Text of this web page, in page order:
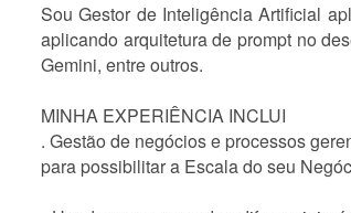
Sou Gestor de Inteligência Artificial
aplicando arquitetura de prompt no
Gemini, entre outros.
MINHA EXPERIÊNCIA INCLUI
. Gestão de negócios e processos
para possibilitar a Escala do seu